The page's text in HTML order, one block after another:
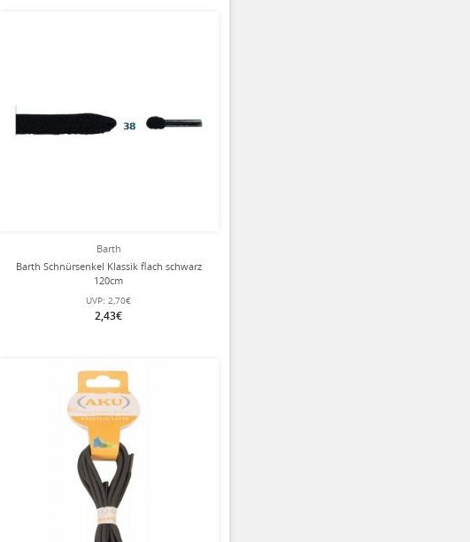
Barth
Barth Schnürsenkel Klassik flach schwarz
120cm
UVP: 2,70€
2,43€